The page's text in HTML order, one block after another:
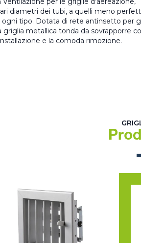
diametri dei tubi, a quelli meno
tipo. Dotata di rete antinsetto per
griglia metallica tonda da sovrapporre
e la comoda rimozione.